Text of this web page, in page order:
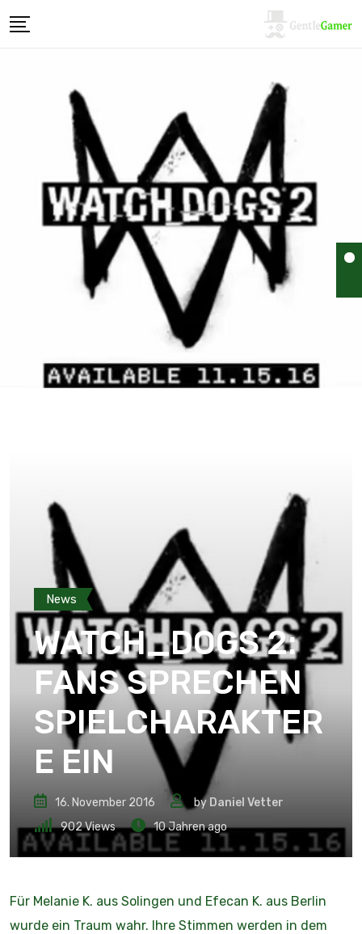
News
WATCH_DOGS 2:
FANS SPRECHEN
SPIELCHARAKTER
E EIN
16. November 2016 by Daniel Vetter
902Views 10 Jahren ago
Für Melanie K. aus Solingen und Efecan K. aus Berlin
wurde ein Traum wahr. Ihre Stimmen werden in dem